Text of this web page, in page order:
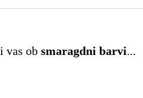
vas ob smaragdni barvi...